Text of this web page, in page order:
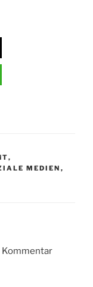
,
MEDIEN ,
Kommentar